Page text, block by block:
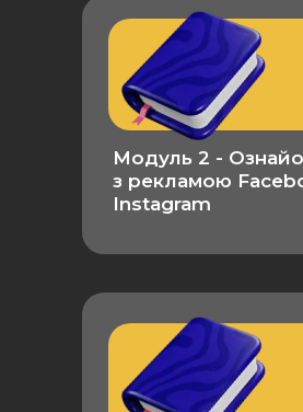
Модуль 2 -
з рекламою
Instagram